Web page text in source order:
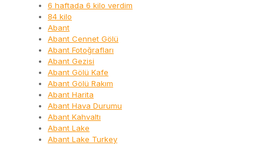
6 haftada 6 kilo verdim
84 kilo
Abant
Abant Cennet Gölü
Abant Fotoğrafları
Abant Gezisi
Abant Gölü Kafe
Abant Gölü Rakım
Abant Harita
Abant Hava Durumu
Abant Kahvaltı
Abant Lake
Abant Lake Turkey